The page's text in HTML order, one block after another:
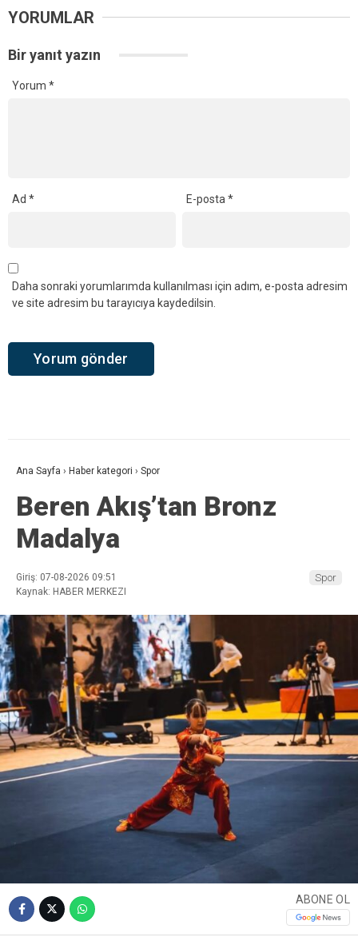
YORUMLAR
Bir yanıt yazın
Yorum *
Ad * E-posta*
Daha sonraki yorumlarımda kullanılması için adım, e-posta adresim
ve site adresim bu tarayıcıya kaydedilsin.
Ana Sayfa › Haber kategori › Spor
Beren Akış’tan Bronz
Madalya
Giriş: 07-08-2026 09:51
Kaynak: HABER MERKEZI
Spor
ABONE OL